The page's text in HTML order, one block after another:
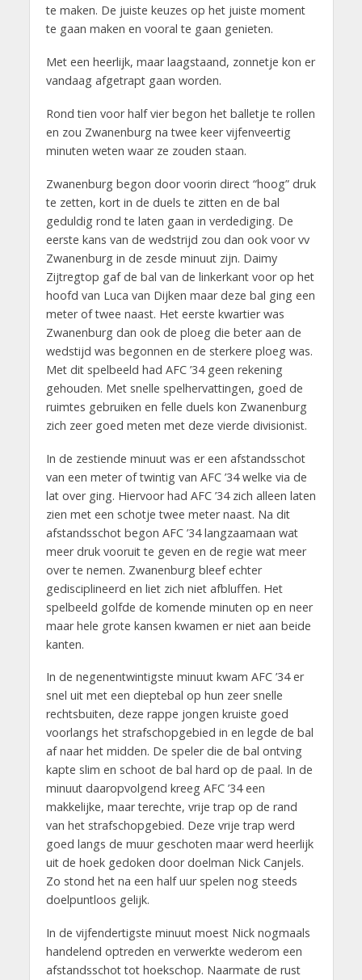
te maken. De juiste keuzes op het juiste moment
te gaan maken en vooral te gaan genieten.
Met een heerlijk, maar laagstaand, zonnetje kon er
vandaag afgetrapt gaan worden.
Rond tien voor half vier begon het balletje te rollen
en zou Zwanenburg na twee keer vijfenveertig
minuten weten waar ze zouden staan.
Zwanenburg begon door voorin direct “hoog” druk
te zetten, kort in de duels te zitten en de bal
geduldig rond te laten gaan in verdediging. De
eerste kans van de wedstrijd zou dan ook voor vv
Zwanenburg in de zesde minuut zijn. Daimy
Zijtregtop gaf de bal van de linkerkant voor op het
hoofd van Luca van Dijken maar deze bal ging een
meter of twee naast. Het eerste kwartier was
Zwanenburg dan ook de ploeg die beter aan de
wedstijd was begonnen en de sterkere ploeg was.
Met dit spelbeeld had AFC ’34 geen rekening
gehouden. Met snelle spelhervattingen, goed de
ruimtes gebruiken en felle duels kon Zwanenburg
zich zeer goed meten met deze vierde divisionist.
In de zestiende minuut was er een afstandsschot
van een meter of twintig van AFC ’34 welke via de
lat over ging. Hiervoor had AFC ’34 zich alleen laten
zien met een schotje twee meter naast. Na dit
afstandsschot begon AFC ’34 langzaamaan wat
meer druk vooruit te geven en de regie wat meer
over te nemen. Zwanenburg bleef echter
gedisciplineerd en liet zich niet afbluffen. Het
spelbeeld golfde de komende minuten op en neer
maar hele grote kansen kwamen er niet aan beide
kanten.
In de negenentwintigste minuut kwam AFC ’34 er
snel uit met een dieptebal op hun zeer snelle
rechtsbuiten, deze rappe jongen kruiste goed
voorlangs het strafschopgebied in en legde de bal
af naar het midden. De speler die de bal ontving
kapte slim en schoot de bal hard op de paal. In de
minuut daaropvolgend kreeg AFC ’34 een
makkelijke, maar terechte, vrije trap op de rand
van het strafschopgebied. Deze vrije trap werd
goed langs de muur geschoten maar werd heerlijk
uit de hoek gedoken door doelman Nick Canjels.
Zo stond het na een half uur spelen nog steeds
doelpuntloos gelijk.
In de vijfendertigste minuut moest Nick nogmaals
handelend optreden en verwerkte wederom een
afstandsschot tot hoekschop. Naarmate de rust